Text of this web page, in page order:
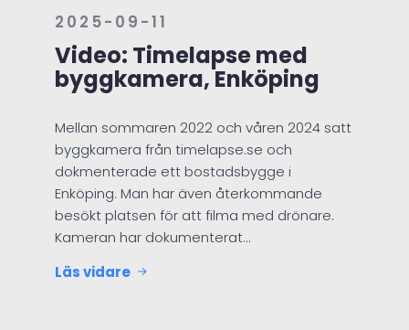
Video: Timelapse med
byggkamera, Enköping
2025-09-11
Mellan sommaren 2022 och våren 2024 satt
byggkamera från timelapse.se och
dokmenterade ett bostadsbygge i
Enköping. Man har även återkommande
besökt platsen för att filma med drönare.
Kameran har dokumenterat…
Läs vidare